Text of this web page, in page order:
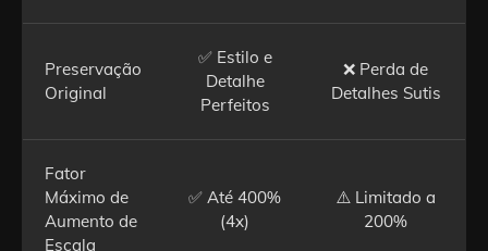
Preservação
Original
✅ Estilo e
Detalhe
Perfeitos
❌ Perda de
Detalhes Sutis
Fator
Máximo de
Aumento de
Escala
✅ Até 400%
(4x)
⚠️ Limitado a
200%